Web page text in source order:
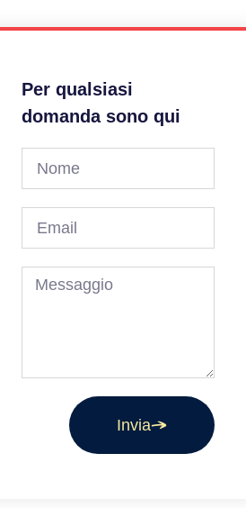
Per qualsiasi
domanda sono qui
Invia